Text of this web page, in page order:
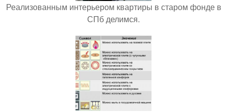
Реализованным интерьером квартиры в старом фонде в
СПб делимся.